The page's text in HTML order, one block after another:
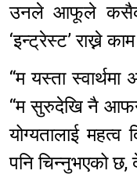
उनले आफूले कसैको
‘इन्ट्रेस्ट’ राख्ने
“म यस्ता
“म सुरुदेखि नै
योग्यतालाई
पनि चिन्नुभएको